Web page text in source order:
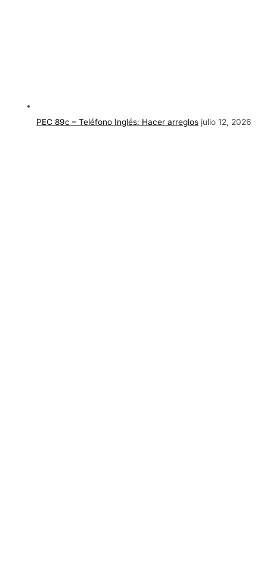
PEC 89c – Teléfono Inglés: Hacer arreglos julio 12, 2026